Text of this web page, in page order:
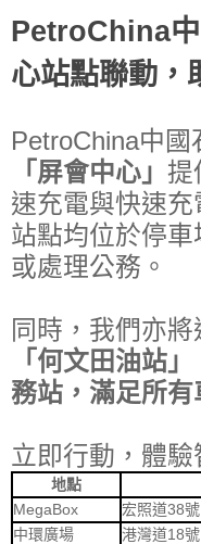
PetroChina
心站點聯動，
PetroChina中
「屏會中心」 提
速充電與快速
站點均位於停
或處理公務。
同時，我們亦
「何文田油站
務站，滿足所
立即行動，體
地點
MegaBox
宏照道38
中環廣場
港灣道18